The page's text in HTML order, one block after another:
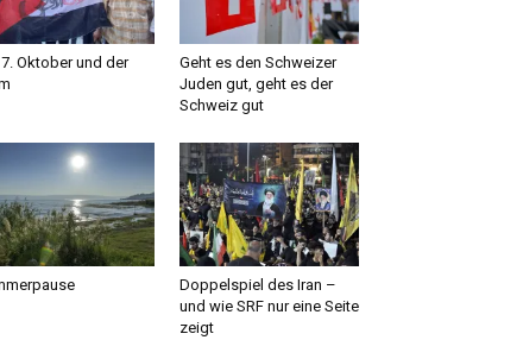
Oktober und der
Geht es den Schweizer
Juden gut, geht es der
Schweiz gut
Doppelspiel des Iran –
und wie SRF nur eine Seite
zeigt